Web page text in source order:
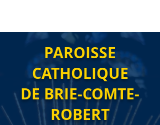
PAROISSE
CATHOLIQUE
DE BRIE-COMTE-
ROBERT